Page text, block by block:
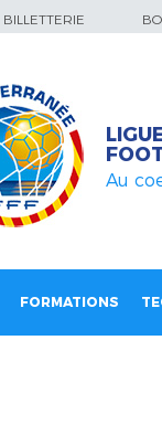
BILLETTERIE
Au
FORMATIONS